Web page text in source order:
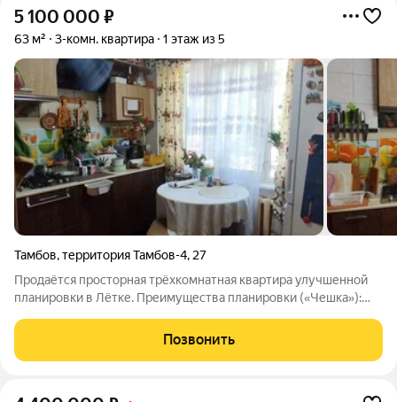
5 100 000 ₽
63 м² 3-комн. квартира 1 этаж из 5
Тамбов,территория Тамбов-4, 27
Продаётся просторная трёхкомнатная квартира улучшенной
планировки в Лётке. Преимущества планировки («Чешка»):
советских проектов. Общая площадь 63 кв. м максимум
полезного пространства. Все
Позвонить